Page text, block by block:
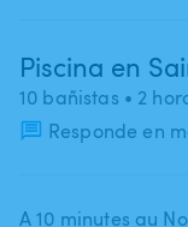
Piscina en
10 bañistas • 2
Responde en
A 10 minutes au